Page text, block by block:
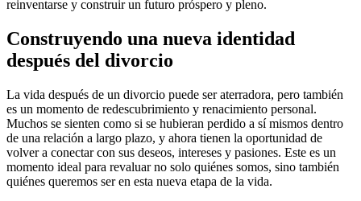
reinventarse y construir un futuro próspero y pleno.
Construyendo una nueva identidad
después del divorcio
La vida después de un divorcio puede ser aterradora, pero también
es un momento de redescubrimiento y renacimiento personal.
Muchos se sienten como si se hubieran perdido a sí mismos dentro
de una relación a largo plazo, y ahora tienen la oportunidad de
volver a conectar con sus deseos, intereses y pasiones. Este es un
momento ideal para revaluar no solo quiénes somos, sino también
quiénes queremos ser en esta nueva etapa de la vida.